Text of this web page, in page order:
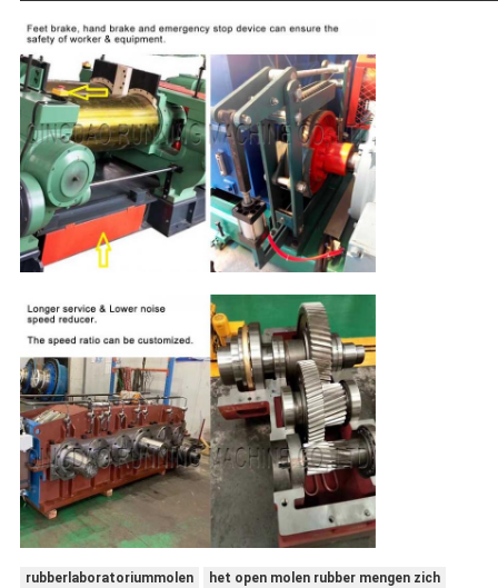
rubberlaboratoriummolen
het open molen rubber mengen zich